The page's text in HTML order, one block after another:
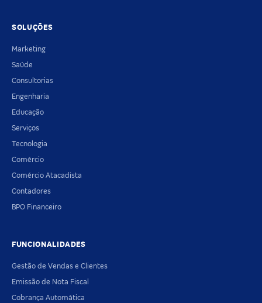
SOLUÇÕES
Marketing
Saúde
Consultorias
Engenharia
Educação
Serviços
Tecnologia
Comércio
Comércio Atacadista
Contadores
BPO Financeiro
FUNCIONALIDADES
Gestão de Vendas e Clientes
Emissão de Nota Fiscal
Cobrança Automática